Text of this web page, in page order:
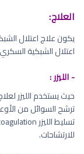
العلاج:
يكون علاج اعتلال
اعتلال الشبكية
- الليزر :
حيث يستخدم الليزر
ترشح السوائل من
للارتشاحات.